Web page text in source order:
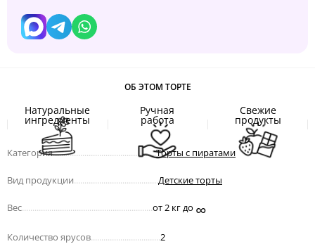
ОБ ЭТОМ ТОРТЕ
Натуральные
ингредиенты
Ручная
работа
Свежие
продукты
Категория.................................................Торты с пиратами
Вид продукции Детские торты
Вес от 2 кг до ∞
Количество ярусов 2